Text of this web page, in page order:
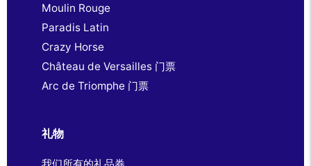
Moulin Rouge
Paradis Latin
Crazy Horse
Château de Versailles 门票
Arc de Triomphe 门票
礼物
我们所有的礼品券